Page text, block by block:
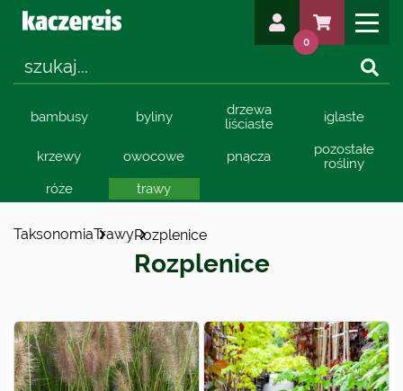
0
bambusy byliny
drzewa
liściaste
iglaste
krzewy owocowe pnącza
pozostałe
rośliny
róże
trawy
Taksonomia trawy rozplenice
rozplenice